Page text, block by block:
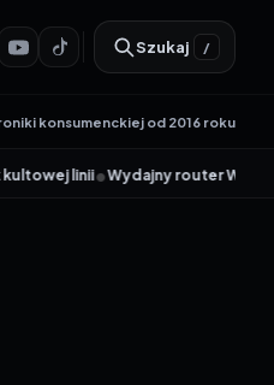
Szukaj /
konsumenckiej od 2016 roku
linii•Wydajny router Wi-Fi 6 Tenda